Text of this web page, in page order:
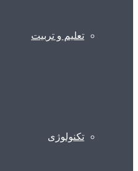
تعلیم و تربیت
تکنولوژی